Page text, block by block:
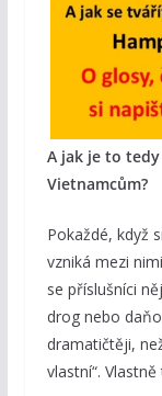
A jak je to
Vietnamcům?
Pokaždé, když
vzniká mezi
se příslušníci
drog nebo
dramatičtěji,
vlastní“.